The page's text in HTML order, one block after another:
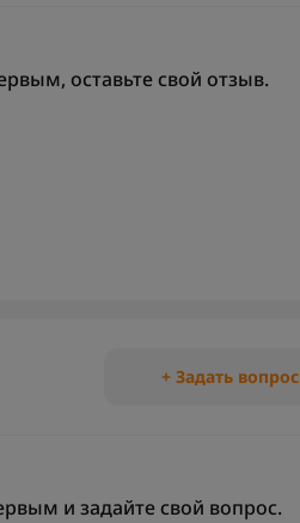
оставьте свой отзыв.
+ Задать вопрос
и задайте свой вопрос.